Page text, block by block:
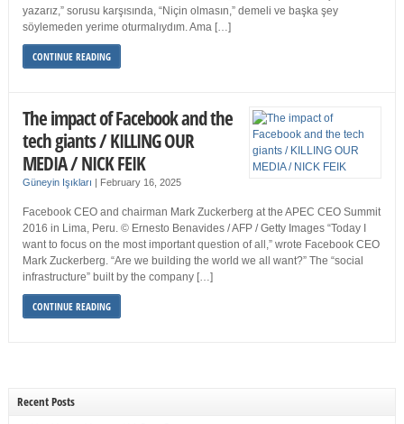
yazarız,” sorusu karşısında, “Niçin olmasın,” demeli ve başka şey
söylemeden yerime oturmalıydım. Ama […]
CONTINUE READING
The impact of Facebook and the
tech giants / KILLING OUR
MEDIA / NICK FEIK
Güneyin Işıkları | February 16, 2025
Facebook CEO and chairman Mark Zuckerberg at the APEC CEO Summit
2016 in Lima, Peru. © Ernesto Benavides / AFP / Getty Images “Today I
want to focus on the most important question of all,” wrote Facebook CEO
Mark Zuckerberg. “Are we building the world we all want?” The “social
infrastructure” built by the company […]
CONTINUE READING
Recent Posts